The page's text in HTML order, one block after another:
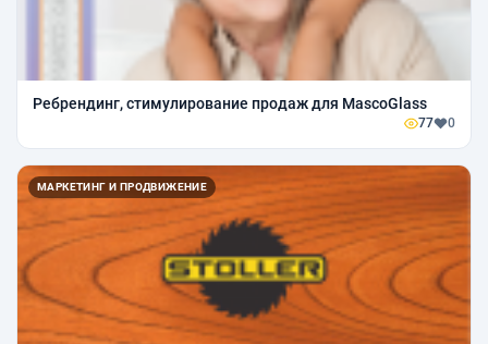
Ребрендинг, стимулирование продаж для MascoGlass
77 0
МАРКЕТИНГ И ПРОДВИЖЕНИЕ